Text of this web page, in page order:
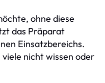
ohne diese
das Präparat
Einsatzbereichs.
viele nicht wissen oder